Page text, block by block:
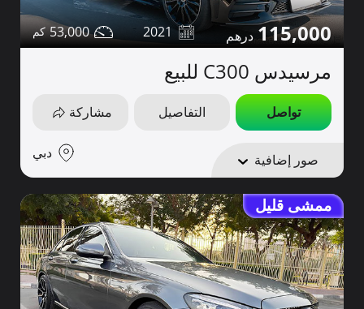
115,000
2021
53,000
مرسيدس C300 للبيع
تواصل التفاصيل مشاركة
صور إضافية دبي
ممشى قليل